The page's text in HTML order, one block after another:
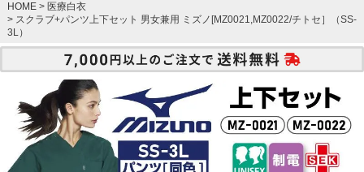
HOME
医療白衣
スクラブ+パンツ上下セット 男女兼用 ミズノ[MZ0021,MZ0022/チトセ］（SS-
3L）